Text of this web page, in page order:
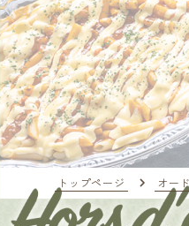
トップページ オー